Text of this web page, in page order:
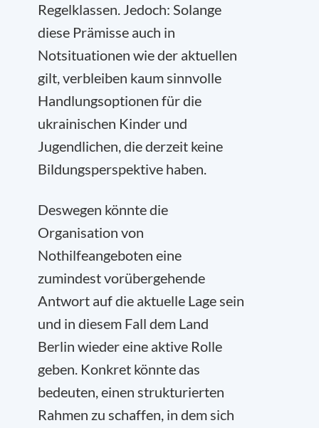
Regelklassen. Jedoch: Solange
diese Prämisse auch in
Notsituationen wie der aktuellen
gilt, verbleiben kaum sinnvolle
Handlungsoptionen für die
ukrainischen Kinder und
Jugendlichen, die derzeit keine
Bildungsperspektive haben.
Deswegen könnte die
Organisation von
Nothilfeangeboten eine
zumindest vorübergehende
Antwort auf die aktuelle Lage sein
und in diesem Fall dem Land
Berlin wieder eine aktive Rolle
geben. Konkret könnte das
bedeuten, einen strukturierten
Rahmen zu schaffen, in dem sich